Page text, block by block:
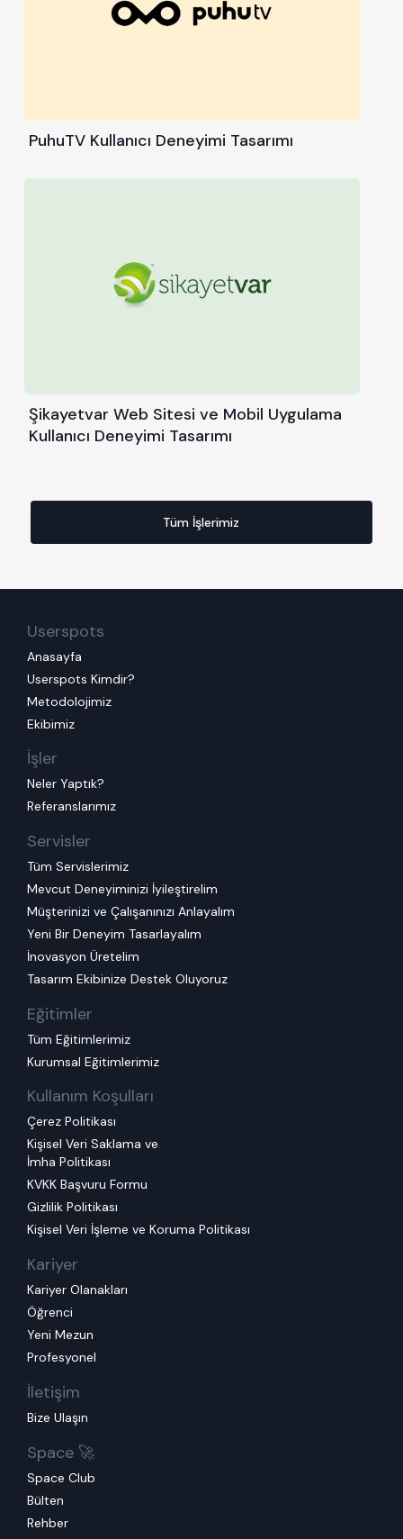
PuhuTV Kullanıcı Deneyimi Tasarımı
Şikayetvar Web Sitesi ve Mobil Uygulama
Kullanıcı Deneyimi Tasarımı
Tüm İşlerimiz
Userspots
Anasayfa
Userspots Kimdir?
Metodolojimiz
Ekibimiz
İşler
Neler Yaptık?
Referanslarımız
Servisler
Tüm Servislerimiz
Mevcut Deneyiminizi İyileştirelim
Müşterinizi ve Çalışanınızı Anlayalım
Yeni Bir Deneyim Tasarlayalım
İnovasyon Üretelim
Tasarım Ekibinize Destek Oluyoruz
Eğitimler
Tüm Eğitimlerimiz
Kurumsal Eğitimlerimiz
Kullanım Koşulları
Çerez Politikası
Kişisel Veri Saklama ve
İmha Politikası
KVKK Başvuru Formu
Gizlilik Politikası
Kişisel Veri İşleme ve Koruma Politikası
Kariyer
Kariyer Olanakları
Öğrenci
Yeni Mezun
Profesyonel
İletişim
Bize Ulaşın
Space 🚀
Space Club
Bülten
Rehber